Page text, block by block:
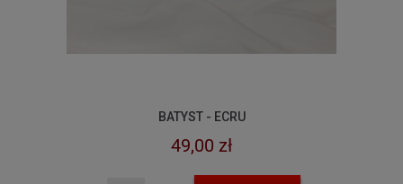
BATYST - ECRU
49,00 zł